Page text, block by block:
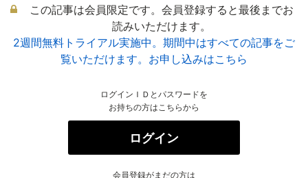
この記事は会員限定です。会員登録すると最後までお
読みいただけます。
2週間無料トライアル実施中。期間中はすべての記事をご
覧いただけます。お申し込みはこちら
ログインＩＤとパスワードを
お持ちの方はこちらから
ログイン
会員登録がまだの方は